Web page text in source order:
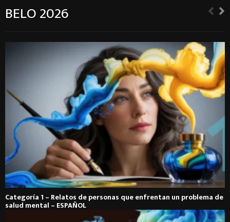
BELO 2026
Categoría 1 – Relatos de personas que enfrentan un problema de
salud mental – ESPAÑOL